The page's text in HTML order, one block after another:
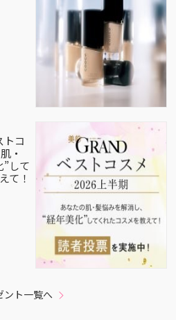
トコ
・
”して
て！
ント一覧へ